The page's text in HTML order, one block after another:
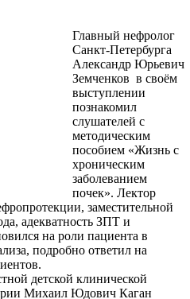
Главный нефролог
Санкт-Петербурга
Александр Юрьевич
Земченков в своём
выступлении
познакомил
слушателей с
методическим
пособием «Жизнь с
хроническим
заболеванием
почек». Лектор
заместительной
адекватность ЗПТ и
на роли пациента в
подробно ответил на
детской клинической
Михаил Юдович Каган